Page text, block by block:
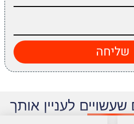
שליחה
שעשויים לעניין אותך